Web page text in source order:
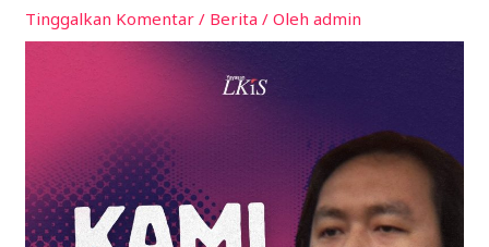
Tinggalkan Komentar / Berita / Olehadmin